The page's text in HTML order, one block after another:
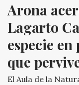
Arona
Lagarto
especie
que
El Aula de la